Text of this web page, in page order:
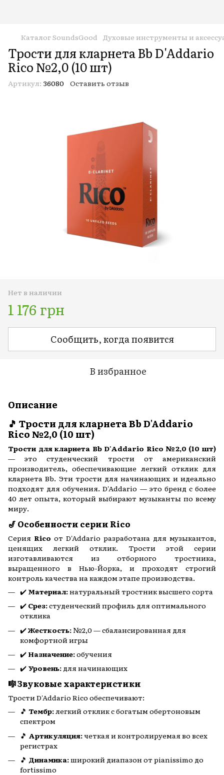
Каталог SoundsGood Духовые инструменты и
Трости для кларнета Bb D'Addario
Rico №2,0 (10 шт)
Артикул: 36080 Оставить отзыв
Нет в наличии
1 176 грн
Сообщить, когда появится
В избранное
Описание
🎵 Трости для кларнета Bb D'Addario
Rico №2,0 (10 шт)
Трости для кларнета Bb D'Addario Rico №2,0 (10 шт)
— это студенческий трости от американский
производитель, обеспечивающие легкий отклик для
кларнета Bb. Эти трости для начинающих и идеально
подходят для обучения. D'Addario — это бренд с более
40 лет опыта, который выбирают музыканты по всему
миру.
🎷 Особенности серии Rico
Серия Rico от D'Addario разработана для музыкантов,
ценящих легкий отклик. Трости этой серии
изготавливаются из отборного тростника,
выращенного в Нью-Йорка, и проходят строгий
контроль качества на каждом этапе производства.
✔️ Материал:натуральный тростник высшего сорта
✔️ Срез:студенческий профиль для оптимального
отклика
✔️Жесткость:№2,0 — сбалансированная для
комфортной игры
✔️ Назначение:обучения
✔️ Уровень: для начинающих
🎼 Звуковые характеристики
Трости D'Addario Rico обеспечивают:
🎵 Тембр:легкий отклик с богатым обертоновым
спектром
🎵 Артикуляция:четкая и контролируемая во всех
регистрах
🎵 Динамика:широкий диапазон от pianissimo до
fortissimo